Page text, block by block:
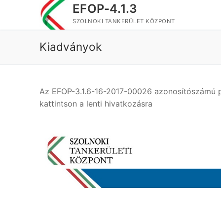
EFOP-4.1.3
SZOLNOKI TANKERÜLET KÖZPONT
Kiadványok
Az EFOP-3.1.6-16-2017-00026
kattintson a lenti hivatkozásra